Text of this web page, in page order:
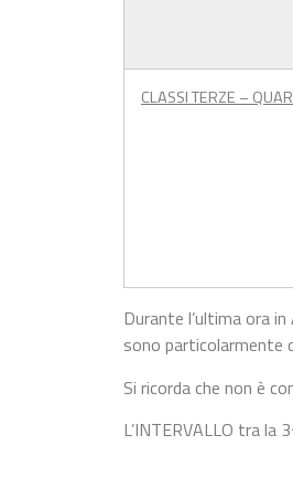
CLASSI TERZE –
Durante l’ultima ora
sono particolarmente
Si ricorda che non è
L’INTERVALLO tra